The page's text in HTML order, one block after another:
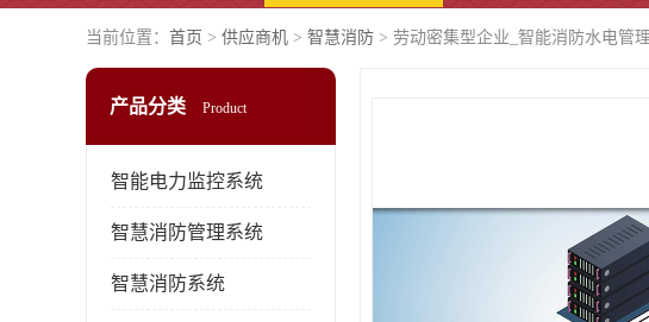
当前位置： 首页 > 供应商机 > 智慧消防 > 劳动密集型企业_智能消防水电管
产品分类 Product
智能电力监控系统
智慧消防管理系统
智慧消防系统